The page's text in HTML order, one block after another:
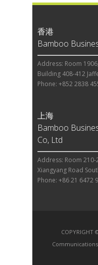
香港
Bamboo
Address: Room
Building 408-412
Phone: +852 2838
上海
Bamboo
Co, Ltd
Address: Room 210-
Xiangyang Road
Phone: +86 21 6472
COPYRIGHT
Communications